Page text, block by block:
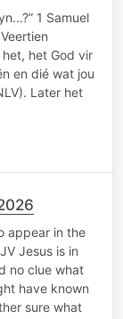
1 Samuel
het God vir
en dié wat jou
Later het
appear in the
Jesus is in
no clue what
have known
sure what